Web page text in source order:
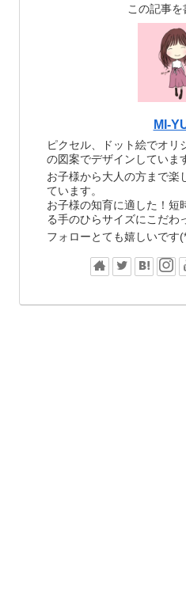
この記事を
MI-
ピクセル、ドット絵でオリ
の図案でデザインしていま
お子様から大人の方まで楽
ています。
お子様の知育に適した！短
る手のひらサイズにこだわ
フォローとても嬉しいで